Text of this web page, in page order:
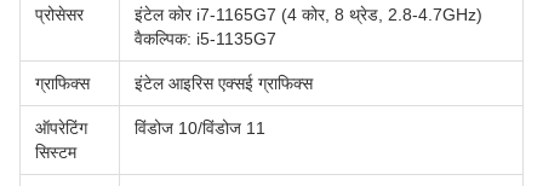
प्रोसेसर
इंटेल कोर i7-1165G7 (4 कोर, 8 थ्रेड, 2.8-4.7GHz)
वैकल्पिक: i5-1135G7
ग्राफिक्स इंटेल आइरिस एक्सई ग्राफिक्स
ऑपरेटिंग
सिस्टम
विंडोज 10/विंडोज 11